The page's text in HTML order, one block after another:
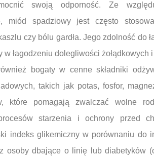
swoją odporność. Ze
miód spadziowy jest często
czy bólu gardła. Jego zdolność do
w łagodzeniu dolegliwości żołądkowych
bogaty w cenne składniki
takich jak potas, fosfor,
które pomagają zwalczać wolne
starzenia i ochrony przed
indeks glikemiczny w porównaniu do
osoby dbające o linię lub diabetyków